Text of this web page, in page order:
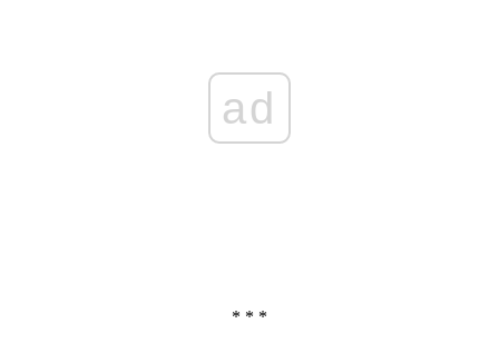
ad
* * *